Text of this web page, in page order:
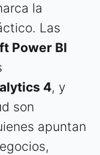
la
Las
Power BI
4, y
son
apuntan